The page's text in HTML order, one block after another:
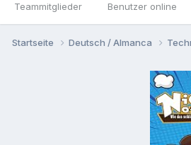
Teammitglieder Benutzer online
Startseite Deutsch / Almanca